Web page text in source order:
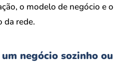
o modelo de negócio e o
da rede.
negócio sozinho ou